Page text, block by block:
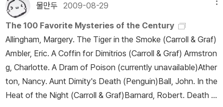
그런데 주인공은 이것마저 알고 있는 듯합니다. 이런 주인공이 모습
이 참으로 인상적입니다. <우편배달부는 벨을 두 번 울린다>는 무려
네 차례나 영화로 만들어졌습니다. 그중 1980년대 초반에 제작된 잭
니콜슨과 제시카 랭 주연의 <포스트맨은 벨을 두 번 울린다>는 꽤 잘
알려진 작품이죠. 이 책의 표지로 쓰인 영화 스틸이 바로 이 작품입니
다. 하지만 이 작품보다1942년작 <강박관념>이 더 유명하죠. 이 작
품은 이탈리아의 거장 루치노 비스콘티의 전설적인 데뷔작으로 지금
도 회자되는 작품입니다. 케인이 쓴 원작이 사람들에게 얼마나 강렬
고르시면 되지만 그냥 이 책만 읽어보겠다는 분은 해문 문고판을 추
천해 드립니다. 6 1928 음울한 짐승 일본 추리소설의 시조이자 변격
소설의 시조인 에도가와 란포의 대표작.일본 특유의 변격소설이 무엇
인가를 보여주는 작품입니다. 7 1928 그린 살인 사건 반다인의 대표
작 그린 살안사건입니다.여러 출판사에서 나온것으로 기억하는데 현
재는 동서판밖에 없네요.1930~40년대 본격 추리소설 황금기를 대
표하는 작품으로 필히 읽어보셔야 될 책이죠. 8 1929 독초콜릿 살인
ier's 34. And Then There Were None (1939) - 그리고 아무도
없었다 / Agatha Christie 35. A coffin For Dimitrios (1939)- 디
미트리오스의 관 / Eric Ambler's 36. Rogue Male (1939) / Geo
ffrey Household 37. Above Suspicion (1941) / Helen Mcinn
es 38. Rear Window (1942) 이창 / Cornell Woolrich's 39. La
ura (1943) / Vera Caspary . 40. The Big Clock (1946) / Ken
neth Fearing 41. The Third Man (1950) 제3의 사나이/ Graha
m Greene 42. Strangers on a Train (1950) 낯선 승객 / Patrici
물만두 2009-08-29
The 100 Favorite Mysteries of the Century
Allingham, Margery. The Tiger in the Smoke (Carroll & Graf)
Ambler, Eric. A Coffin for Dimitrios (Carroll & Graf) Armstron
g, Charlotte. A Dram of Poison (currently unavailable)Ather
ton, Nancy. Aunt Dimity's Death (Penguin)Ball, John. In the
Heat of the Night (Carroll & Graf)Barnard, Robert. Death b